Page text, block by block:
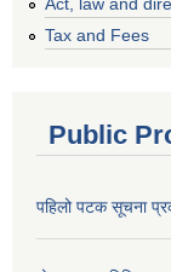
Tax and Fees
Public
पहिलो पटक सूचना